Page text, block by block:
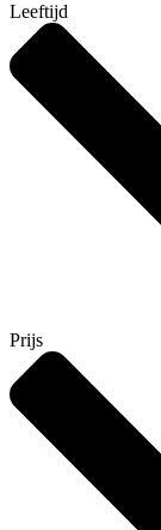
Leeftijd
Prijs